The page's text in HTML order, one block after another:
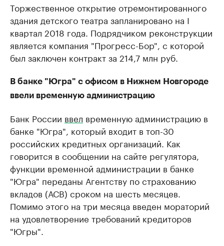
Торжественное открытие отремонтированного
здания детского театра запланировано на I
квартал 2018 года. Подрядчиком реконструкции
является компания "Прогресс-Бор", с которой
был заключен контракт за 214,7 млн руб.
В банке "Югра" с офисом в Нижнем Новгороде
ввели временную администрацию
Банк России ввел временную администрацию в
банке "Югра", который входит в топ-30
российских кредитных организаций. Как
говорится в сообщении на сайте регулятора,
функции временной администрации в банке
"Югра" переданы Агентству по страхованию
вкладов (АСВ) сроком на шесть месяцев.
Помимо этого на три месяца введен мораторий
на удовлетворение требований кредиторов
"Югры".